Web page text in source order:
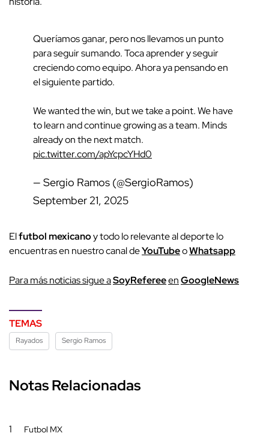
Queríamos ganar, pero nos llevamos un punto
para seguir sumando. Toca aprender y seguir
creciendo como equipo. Ahora ya pensando en
el siguiente partido.
We wanted the win, but we take a point. We have
to learn and continue growing as a team. Minds
already on the next match.
pic.twitter.com/apYcpcYHd0
— Sergio Ramos (@SergioRamos)
September 21, 2025
Elfutbol mexicanoy todo lo relevante al deporte lo
encuentras en nuestro canal deYouTubeoWhatsapp
Para más noticias sigue aSoyRefereeenGoogleNews
TEMAS
Rayados Sergio Ramos
Notas Relacionadas
1 Futbol MX